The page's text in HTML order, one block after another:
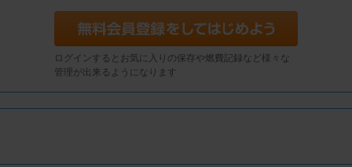
ログインするとお気に入りの保存や燃費記録など様々な
管理が出来るようになります